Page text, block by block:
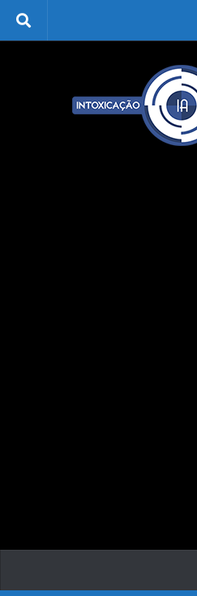
Skip to content